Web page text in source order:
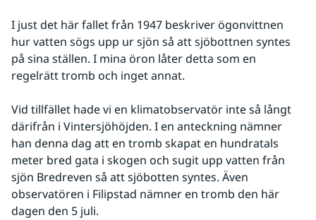
I just det här fallet från 1947 beskriver ögonvittnen
hur vatten sögs upp ur sjön så att sjöbottnen syntes
på sina ställen. I mina öron låter detta som en
regelrätt tromb och inget annat.
Vid tillfället hade vi en klimatobservatör inte så långt
därifrån i Vintersjöhöjden. I en anteckning nämner
han denna dag att en tromb skapat en hundratals
meter bred gata i skogen och sugit upp vatten från
sjön Bredreven så att sjöbotten syntes. Även
observatören i Filipstad nämner en tromb den här
dagen den 5 juli.